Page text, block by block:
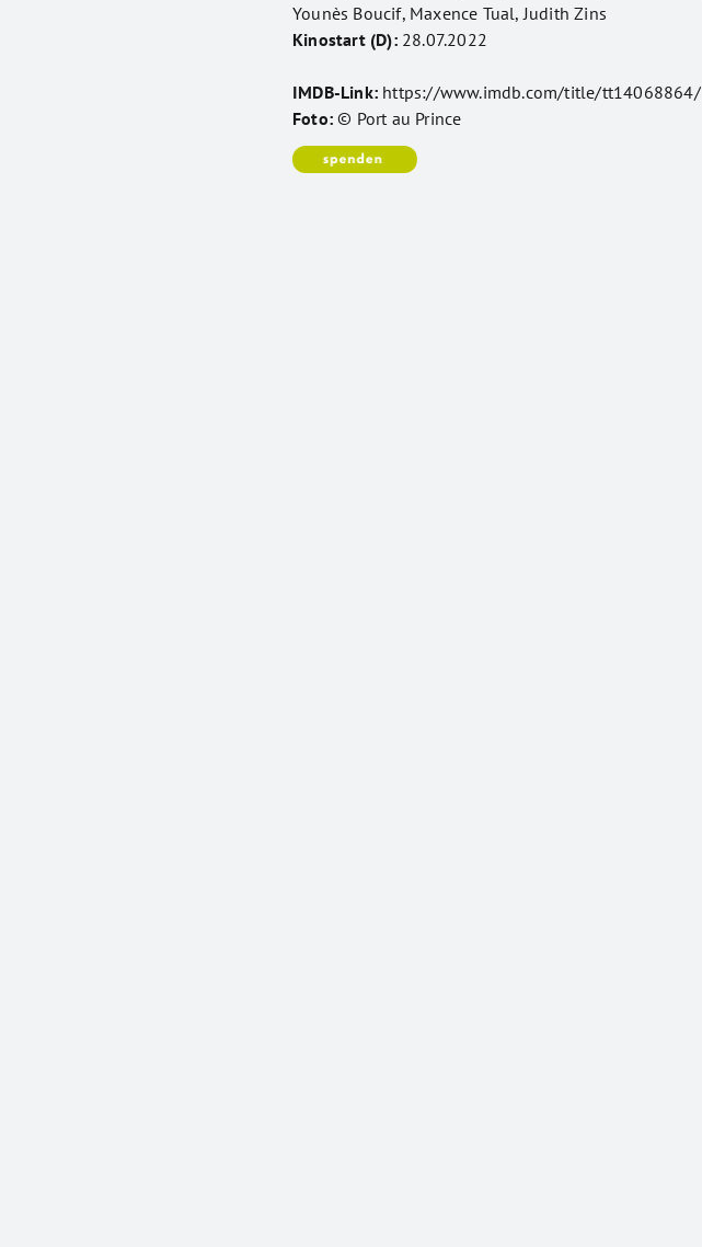
Younès Boucif, Maxence Tual, Judith Zins
Kinostart (D):28.07.2022
IMDB-Link: https://www.imdb.com/title/tt14068864/
Foto: © Port au Prince